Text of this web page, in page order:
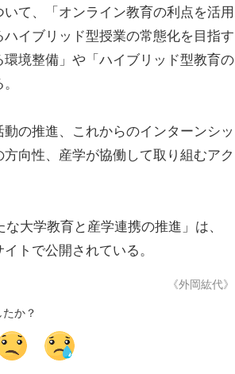
て、「オンライン教育の利点を活用
イブリッド型授業の常態化を目指す
境整備」や「ハイブリッド型教育の
の推進、これからのインターンシッ
向性、産学が協働して取り組むアク
大学教育と産学連携の推進」は、
トで公開されている。
《外岡紘代》
か？